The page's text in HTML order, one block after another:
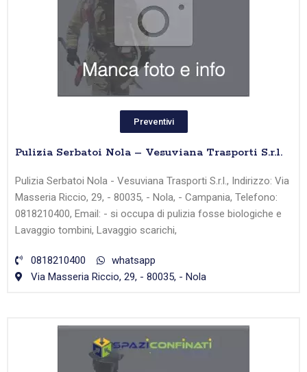
Preventivi
Pulizia Serbatoi Nola – Vesuviana Trasporti S.r.l.
Pulizia Serbatoi Nola - Vesuviana Trasporti S.r.l., Indirizzo: Via
Masseria Riccio, 29, - 80035, - Nola, - Campania, Telefono:
0818210400, Email: - si occupa di pulizia fosse biologiche e
Lavaggio tombini, Lavaggio scarichi,
0818210400
whatsapp
Via Masseria Riccio, 29, - 80035, - Nola